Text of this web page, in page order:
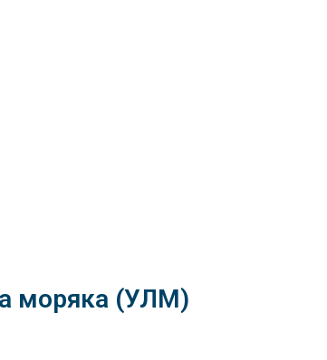
моряка (УЛМ)